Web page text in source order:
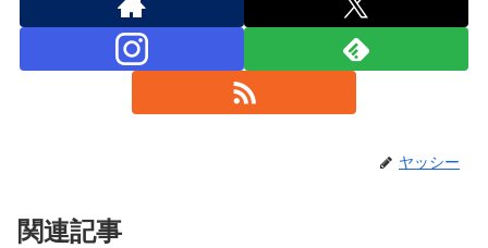
ヤッシー
関連記事